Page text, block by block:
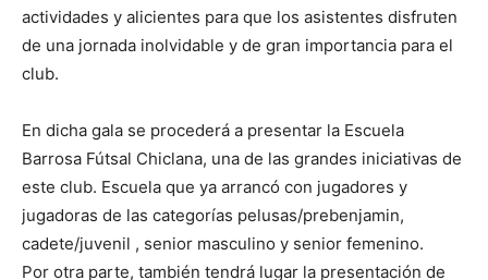
actividades y alicientes para que los asistentes disfruten
de una jornada inolvidable y de gran importancia para el
club.
En dicha gala se procederá a presentar la Escuela
Barrosa Fútsal Chiclana, una de las grandes iniciativas de
este club. Escuela que ya arrancó con jugadores y
jugadoras de las categorías pelusas/prebenjamin,
cadete/juvenil , senior masculino y senior femenino.
Por otra parte, también tendrá lugar la presentación de